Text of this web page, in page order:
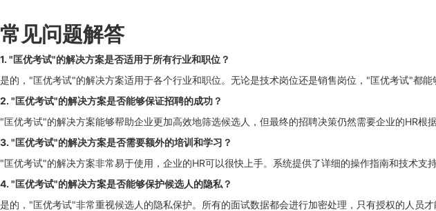
常见问题解答
1. "匡优考试"的解决方案是否适用于所有行业和职位？
是的，"匡优考试"的解决方案适用于各个行业和职位。无论是技术岗位还是销售岗位，"匡优考试"都能
2. "匡优考试"的解决方案是否能够保证招聘的成功？
"匡优考试"的解决方案能够帮助企业更加高效地筛选候选人，但最终的招聘决策仍然需要企业的HR
3. "匡优考试"的解决方案是否需要额外的培训和学习？
"匡优考试"的解决方案非常易于使用，企业的HR可以很快上手。系统提供了详细的操作指南和技术支
4. "匡优考试"的解决方案是否能够保护候选人的隐私？
是的，"匡优考试"非常重视候选人的隐私保护。所有的面试数据都会进行加密处理，只有授权的人员